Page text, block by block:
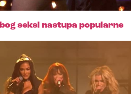
seksi nastupa popularne